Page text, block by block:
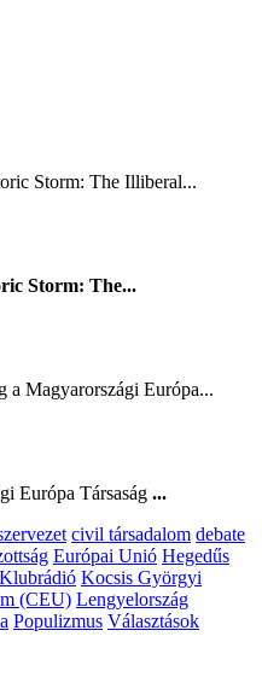
Storm: The Illiberal...
Storm: The...
a Magyarországi Európa...
Európa Társaság ...
civil társadalom debate
Európai Unió Hegedűs
Klubrádió Kocsis Györgyi
(CEU) Lengyelország
Populizmus Választások